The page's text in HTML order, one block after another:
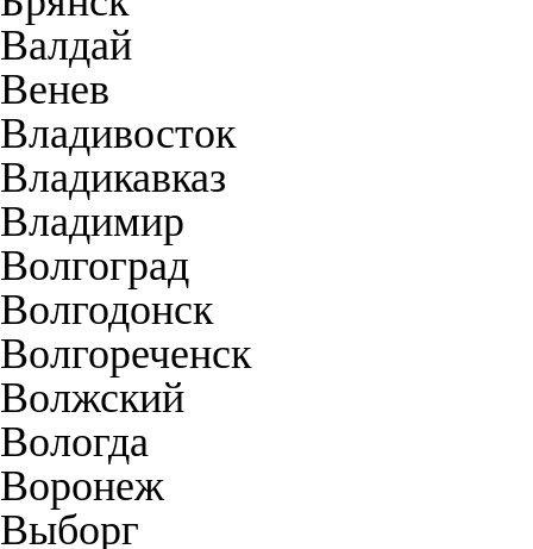
Валдай
Венев
Владивосток
Владикавказ
Владимир
Волгоград
Волгодонск
Волгореченск
Волжский
Вологда
Воронеж
Выборг